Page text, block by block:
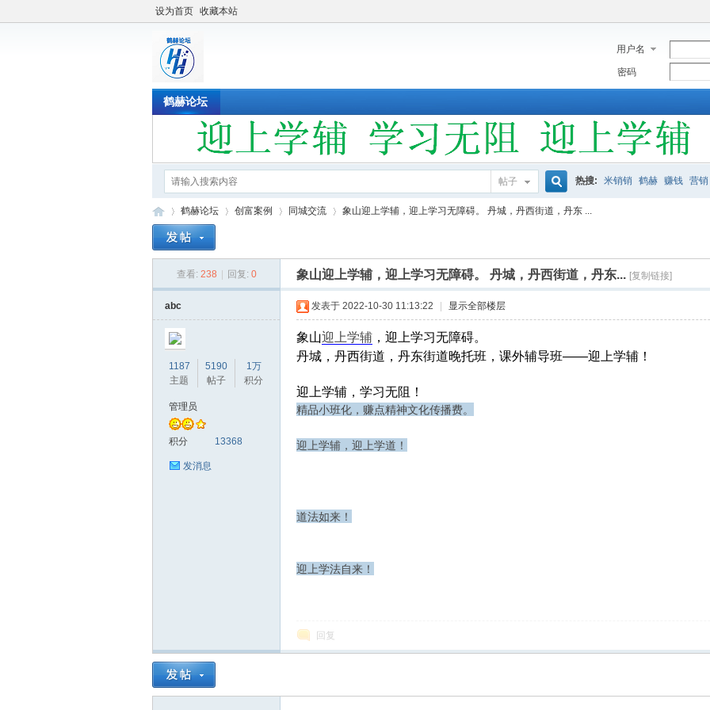
设为首页 收藏本站
用户名
密码
鹤赫论坛
帖子
索
热搜: 米销销 鹤赫 赚钱 营销
鹤赫论坛 创富案例 同城交流
›
象山迎上学辅，迎上学习无障碍。 丹城，丹西街道，丹东 ...
查看: 238 回复: 0 象山迎上学辅，迎上学习无障碍。 丹城，丹西街道，丹东... [复制链接]
abc
1187
主题
5190
帖子
1万
积分
管理员
积分 13368
发消息
发表于 2022-10-30 11:13:22 显示全部楼层
象山迎上学辅 ，迎上学习无障碍。
丹城，丹西街道，丹东街道晚托班，课外辅导班——迎上学辅！
迎上学辅，学习无阻！
精品小班化，赚点精神文化传播费。
迎上学辅，迎上学道！
道法如来！
迎上学法自来！
回复